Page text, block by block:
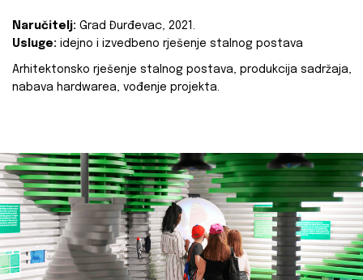
Naručitelj: Grad Đurđevac, 2021.
Usluge: idejno i izvedbeno rješenje stalnog postava
Arhitektonsko rješenje stalnog postava, produkcija sadržaja,
nabava hardwarea, vođenje projekta.